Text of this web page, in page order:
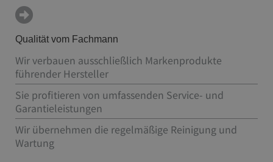
Qualität vom Fachmann
Wir verbauen ausschließlich Markenprodukte
führender Hersteller
Sie profitieren von umfassenden Service- und
Garantieleistungen
Wir übernehmen die regelmäßige Reinigung und
Wartung